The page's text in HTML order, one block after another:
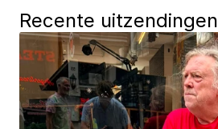
Recente uitzendingen